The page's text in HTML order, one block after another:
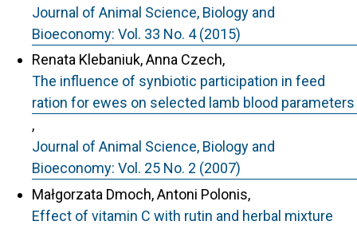
Journal of Animal Science, Biology and
Bioeconomy: Vol. 33 No. 4 (2015)
Renata Klebaniuk, Anna Czech,
The influence of synbiotic participation in feed
ration for ewes on selected lamb blood parameters
,
Journal of Animal Science, Biology and
Bioeconomy: Vol. 25 No. 2 (2007)
Małgorzata Dmoch, Antoni Polonis,
Effect of vitamin C with rutin and herbal mixture